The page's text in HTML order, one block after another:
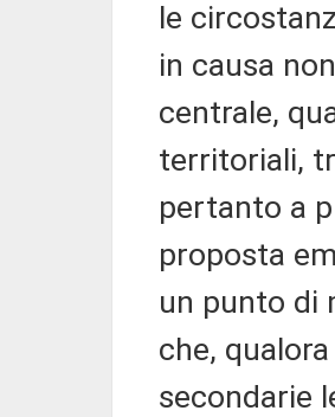
le
in causa
centrale,
territoriali,
pertanto a
proposta
un punto di
che,
secondarie